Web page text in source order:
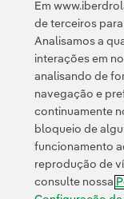
Contato
Transparência no uso da
Em
de terceiros
Analisamos a
interações em
analisando de
navegação e
continuamente
bloqueio de
funcionamento
reprodução de
consulte nossa